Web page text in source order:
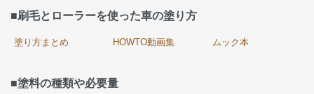
■刷毛とローラーを使った車の塗り方
塗り方まとめ HOWTO動画集 ムック本
■塗料の種類や必要量